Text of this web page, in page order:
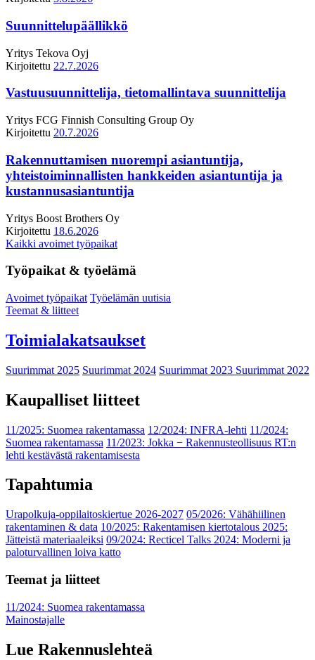
Suunnittelupäällikkö
Yritys Tekova Oyj
Kirjoitettu 22.7.2026
Vastuusuunnittelija, tietomallintava suunnittelija
Yritys FCG Finnish Consulting Group Oy
Kirjoitettu 20.7.2026
Rakennuttamisen nuorempi asiantuntija,
yhteistoiminnallisten hankkeiden asiantuntija ja
kustannusasiantuntija
Yritys Boost Brothers Oy
Kirjoitettu 18.6.2026
Kaikki avoimet työpaikat
Työpaikat & työelämä
Avoimet työpaikat Työelämän uutisia
Teemat & liitteet
Toimialakatsaukset
Suurimmat 2025 Suurimmat 2024 Suurimmat 2023 Suurimmat 2022
Kaupalliset liitteet
11/2025: Suomea rakentamassa 12/2024: INFRA-lehti 11/2024:
Suomea rakentamassa 11/2023: Jokka − Rakennusteollisuus RT:n
lehti kestävästä rakentamisesta
Tapahtumia
Urapolkuja-oppilaitoskiertue 2026-2027 05/2026: Vähähiilinen
rakentaminen & data 10/2025: Rakentamisen kiertotalous 2025:
Jätteistä materiaaleiksi 09/2024: Recticel Talks 2024: Moderni ja
paloturvallinen loiva katto
Teemat ja liitteet
11/2024: Suomea rakentamassa
Mainostajalle
Lue Rakennuslehteä